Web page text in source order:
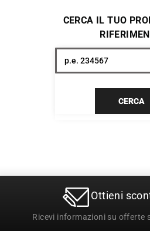
CERCA IL TUO
CERCA
Ottieni
Ricevi informazioni su offerte